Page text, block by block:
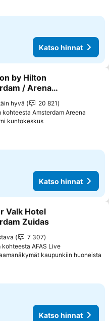
Katso hinnat
suosikkeihin
by Hilton
/ Arena
hyvä
20 821
kohteesta Amsterdam Areena
kuntokeskusKatso hinnat
Katso hinnat
suosikkeihin
Valk Hotel
Zuidas
7 307
kohteesta AFAS Live
kaupunkiin huoneista
Katso hinnat